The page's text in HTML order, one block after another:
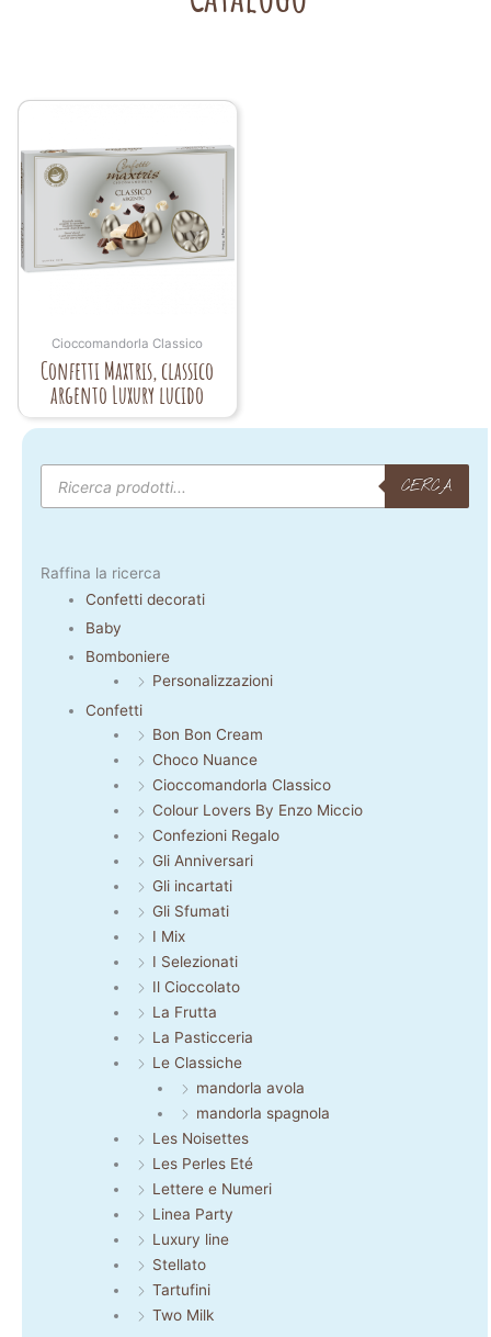
Cioccomandorla Classico
Confetti Maxtris, classico
argento Luxury lucido
Products
search
CERCA
Raffina la ricerca
Confetti decorati
Baby
Bomboniere
Personalizzazioni
Confetti
Bon Bon Cream
Choco Nuance
Cioccomandorla Classico
Colour Lovers By Enzo Miccio
Confezioni Regalo
Gli Anniversari
Gli incartati
Gli Sfumati
I Mix
I Selezionati
Il Cioccolato
La Frutta
La Pasticceria
Le Classiche
mandorla avola
mandorla spagnola
Les Noisettes
Les Perles Eté
Lettere e Numeri
Linea Party
Luxury line
Stellato
Tartufini
Two Milk